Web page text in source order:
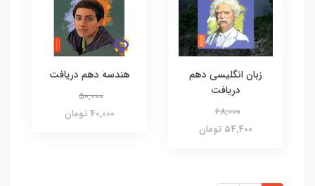
زبان انگلیسی دهم
دریافت
68,000
54,400 تومان
هندسه دهم دریافت
50,000
40,000 تومان